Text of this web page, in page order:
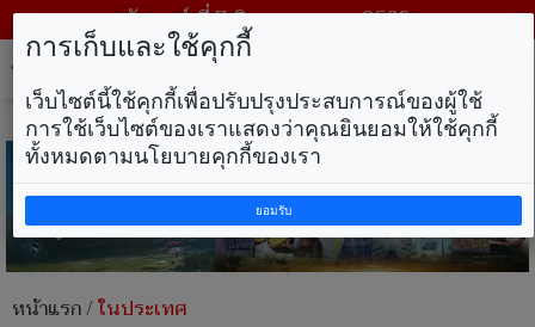
วันศุกร์ ที่ 7 สิงหาคม พ.ศ. 2569
หน้าแรก/ในประเทศ
การเก็บและใช้คุกกี้
เว็บไซต์นี้ใช้คุกกี้เพื่อปรับปรุงประสบการณ์ของผู้ใช้
การใช้เว็บไซต์ของเราแสดงว่าคุณยินยอมให้ใช้คุกกี้
ทั้งหมดตามนโยบายคุกกี้ของเรา
ยอมรับ